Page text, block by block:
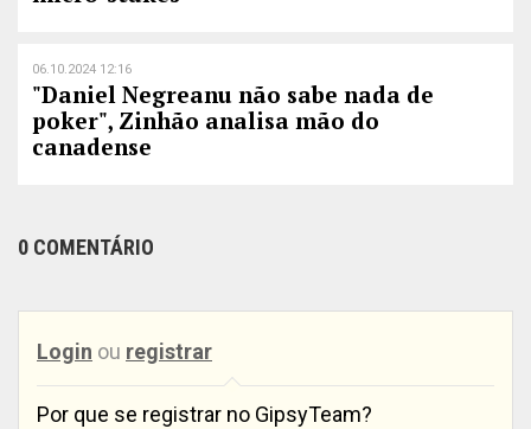
06.10.2024 12:16
"Daniel Negreanu não sabe nada de
poker", Zinhão analisa mão do
canadense
0 COMENTÁRIO
Login ou registrar
Por que se registrar no GipsyTeam?